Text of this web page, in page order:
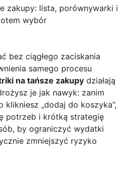
zakupy: lista, porównywarki i
wybór
bez ciągłego zaciskania
samego procesu
na tańsze zakupy działają
je jak nawyk: zanim
„dodaj do koszyka”,
potrzeb i krótką strategię
by ograniczyć wydatki
zmniejszyć ryzyko